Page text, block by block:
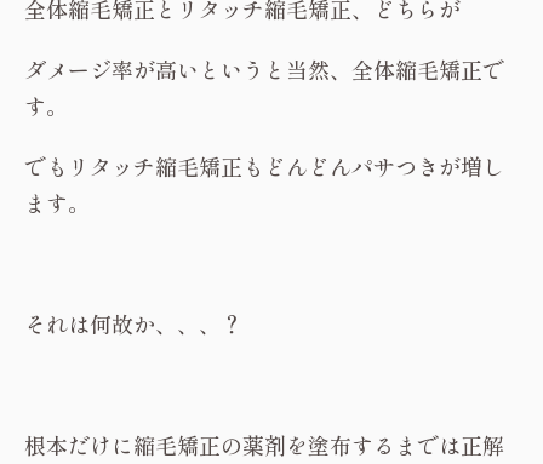
全体縮毛矯正とリタッチ縮毛矯正、どちらが
ダメージ率が高いというと当然、全体縮毛矯正で
す。
でもリタッチ縮毛矯正もどんどんパサつきが増し
ます。
それは何故か、、、？
根本だけに縮毛矯正の薬剤を塗布するまでは正解